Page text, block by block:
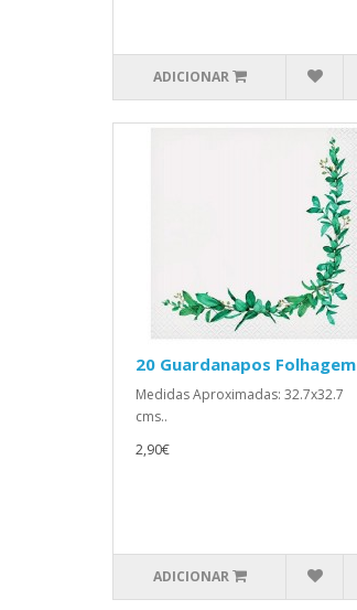
ADICIONAR
20 Guardanapos Folhagem
Medidas Aproximadas: 32.7x32.7
cms..
2,90€
ADICIONAR